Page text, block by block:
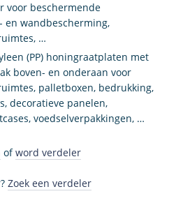
voor beschermende
en wandbescherming,
…
(PP) honingraatplaten met
boven- en onderaan voor
palletboxen, bedrukking,
decoratieve panelen,
voedselverpakkingen, …
ofword verdeler
Zoek een verdeler